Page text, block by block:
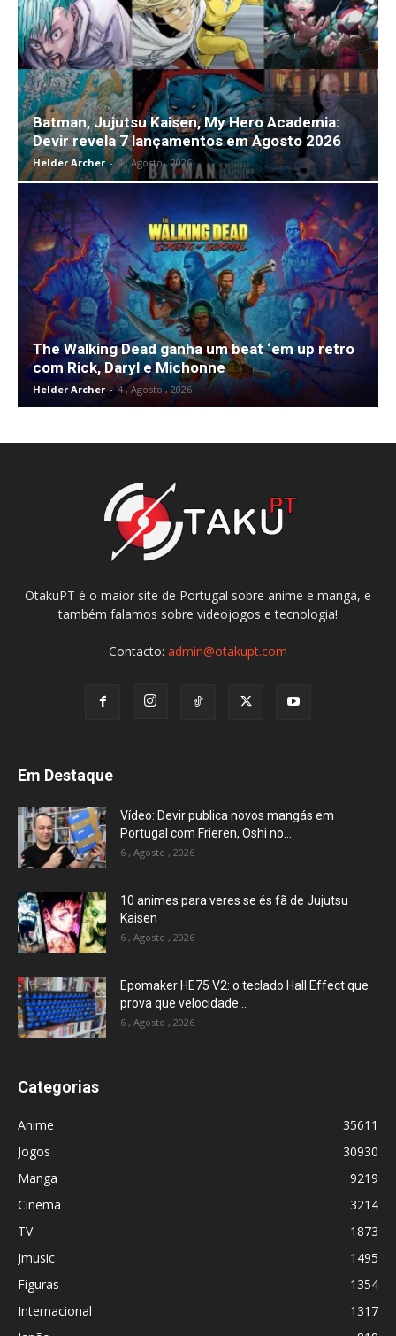
Batman, Jujutsu Kaisen, My Hero Academia:
Devir revela 7 lançamentos em Agosto 2026
Helder Archer - 4 , Agosto , 2026
The Walking Dead ganha um beat ‘em up retro
com Rick, Daryl e Michonne
Helder Archer - 4 , Agosto , 2026
OtakuPT é o maior site de Portugal sobre anime e mangá, e
também falamos sobre videojogos e tecnologia!
Contacto: admin@otakupt.com
Em Destaque
Vídeo: Devir publica novos mangás em
Portugal com Frieren, Oshi no...
6 , Agosto , 2026
10 animes para veres se és fã de Jujutsu
Kaisen
6 , Agosto , 2026
Epomaker HE75 V2: o teclado Hall Effect que
prova que velocidade...
6 , Agosto , 2026
Categorias
Anime
35611
Jogos
30930
Manga
9219
Cinema
3214
TV
1873
Jmusic
1495
Figuras
1354
Internacional
1317